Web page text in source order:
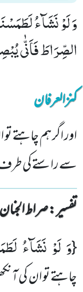
وَ لَوْ نَشَآءُ
الصِّرَاطَ فَاَنّٰى
کنزالعرفان
اور اگر ہم چاہتے
سے راستے کی طرف
تفسیر : ‎صراط الجنان
{وَ لَوْ نَشَآءُ
چاہتے تو ان کی